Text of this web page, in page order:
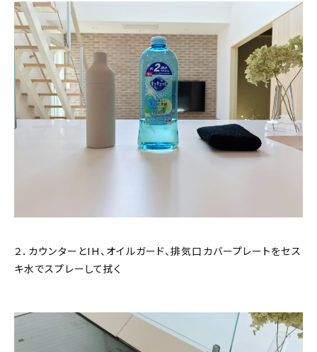
２．カウンターとIH、オイルガード、排気口カバープレートをセス
キ水でスプレーして拭く